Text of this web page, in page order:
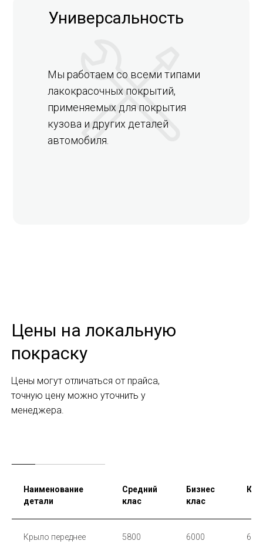
Универсальность
Мы работаем со всеми типами
лакокрасочных покрытий,
применяемых для покрытия
кузова и других деталей
автомобиля.
Цены на локальную
покраску
Цены могут отличаться от прайса,
точную цену можно уточнить у
менеджера.
Наименование
детали
Средний
клас
Бизнес
клас
Крыло переднее 5800 6000